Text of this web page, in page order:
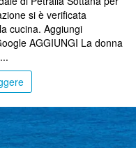
si è verificata
cucina. Aggiungi
AGGIUNGI La donna